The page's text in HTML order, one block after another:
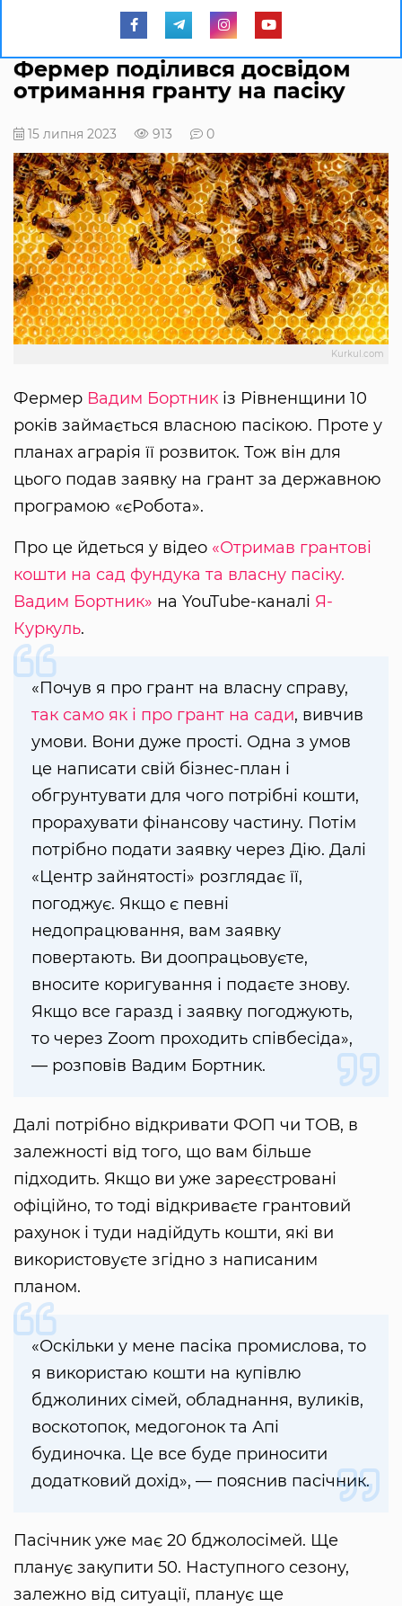
Фермер поділився досвідом
отримання гранту на пасіку
15 липня 2023 913 0
Kurkul.com
Фермер Вадим Бортник із Рівненщини 10
років займається власною пасікою. Проте у
планах аграрія її розвиток. Тож він для
цього подав заявку на грант за державною
програмою «єРобота».
Про це йдеться у відео «Отримав грантові
кошти на сад фундука та власну пасіку.
Вадим Бортник» на YouTube-каналі Я-
Куркуль.
«Почув я про грант на власну справу,
так само як і про грант на сади, вивчив
умови. Вони дуже прості. Одна з умов
це написати свій бізнес-план і
обгрунтувати для чого потрібні кошти,
прорахувати фінансову частину. Потім
потрібно подати заявку через Дію. Далі
«Центр зайнятості» розглядає її,
погоджує. Якщо є певні
недопрацювання, вам заявку
повертають. Ви доопрацьовуєте,
вносите коригування і подаєте знову.
Якщо все гаразд і заявку погоджують,
то через Zoom проходить співбесіда»,
— розповів Вадим Бортник.
Далі потрібно відкривати ФОП чи ТОВ, в
залежності від того, що вам більше
підходить. Якщо ви уже зареєстровані
офіційно, то тоді відкриваєте грантовий
рахунок і туди надійдуть кошти, які ви
використовуєте згідно з написаним
планом.
«Оскільки у мене пасіка промислова, то
я використаю кошти на купівлю
бджолиних сімей, обладнання, вуликів,
воскотопок, медогонок та Апі
будиночка. Це все буде приносити
додатковий дохід», — пояснив пасічник.
Пасічник уже має 20 бджолосімей. Ще
планує закупити 50. Наступного сезону,
залежно від ситуації, планує ще